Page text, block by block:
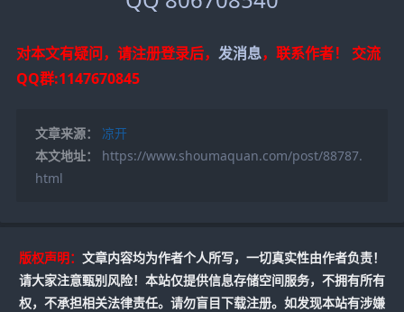
对本文有疑问，请注册登录后， 发消息，联系作者！ 交流
QQ群:1147670845
文章来源：
凉开
本文地址：
https://www.shoumaquan.com/post/88787.
html
版权声明： 文章内容均为作者个人所写，一切真实性由作者负责！
请大家注意甄别风险！本站仅提供信息存储空间服务，不拥有所有
权，不承担相关法律责任。请勿盲目下载注册。如发现本站有涉嫌